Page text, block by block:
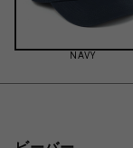
NAVY